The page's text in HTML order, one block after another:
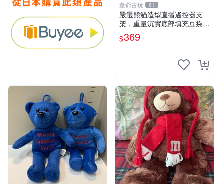
董爺古玩 61
嚴選熊貓造型直播遙控器支
架，重量沉實底部填充豆袋，
手機遙控器最佳架設選擇推薦
直播遙控器支架 毛絨玩具 支
$369